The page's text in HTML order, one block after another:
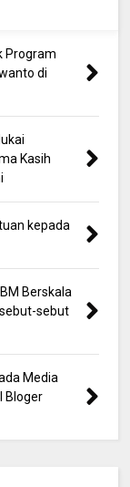
Program
di
Kasih
kepada
Berskala
sebut
Media
Bloger